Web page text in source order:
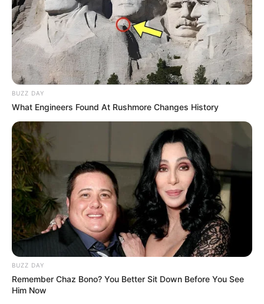
BUZZ DAY
What Engineers Found At Rushmore Changes History
BUZZ DAY
Remember Chaz Bono? You Better Sit Down Before You See
Him Now